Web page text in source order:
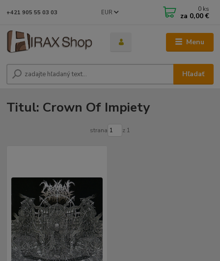
Menu
EUR
Hľadať
+421 905 55 03 03 0 ks
za 0,00 €
Titul: Crown Of Impiety
strana z 1